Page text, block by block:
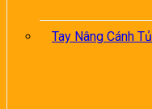
Tay Nâng Cánh Tủ